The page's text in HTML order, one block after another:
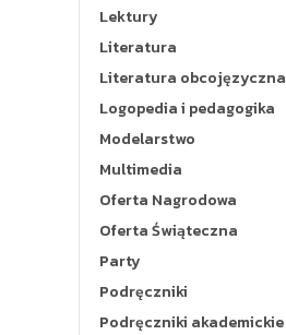
Lektury
Literatura
Literatura obcojęzyczna
Logopedia i pedagogika
Modelarstwo
Multimedia
Oferta Nagrodowa
Oferta Świąteczna
Party
Podręczniki
Podręczniki akademickie